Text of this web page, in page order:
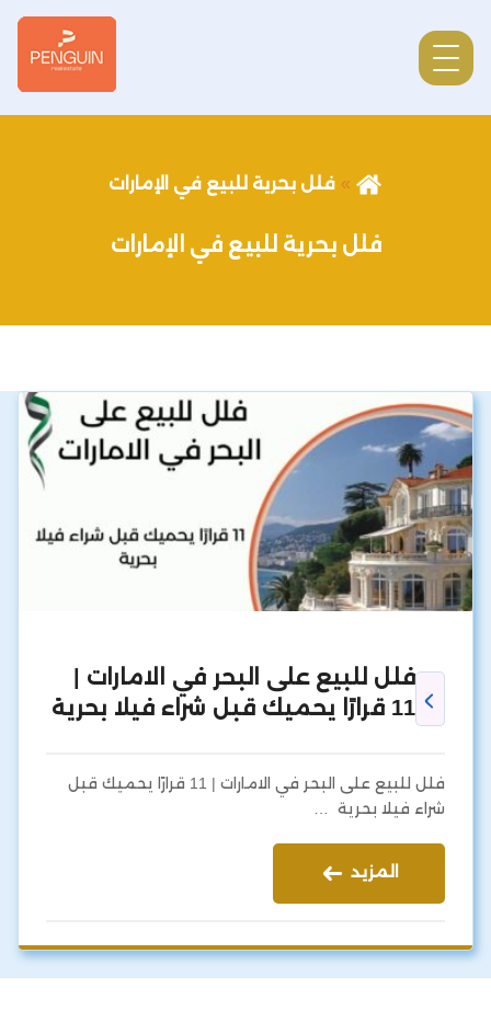
فلل بحرية للبيع في الإمارات
فلل بحرية للبيع في الإمارات
فلل للبيع على البحر في الامارات |
11 قرارًا يحميك قبل شراء فيلا بحرية
فلل للبيع على البحر في الامارات | 11 قرارًا يحميك قبل
شراء فيلا بحرية …
المزيد